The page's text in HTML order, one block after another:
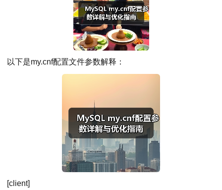
以下是my.cnf配置文件参数解释：
[client]